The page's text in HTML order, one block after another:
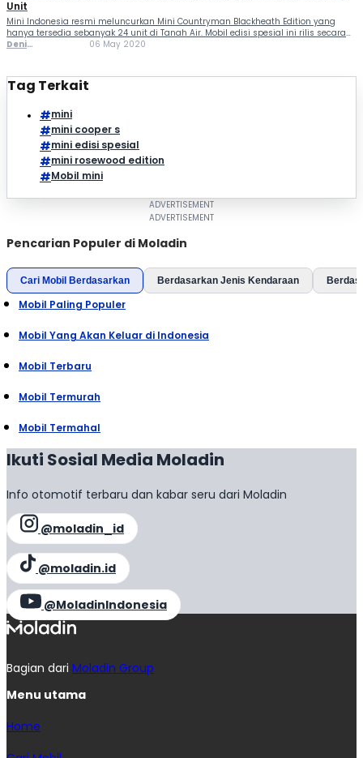
Unit
Mini Indonesia resmi meluncurkan Mini Countryman Blackheath Edition yang
hanya tersedia sebanyak 24 unit di Tanah Air. Mobil edisi spesial ini rilis secara
virtual, Rabu (6/5/2020). Secara tampilan, sangat istimewa. Hadir dengan
Deni
06 May 2020
Tag Terkait
mini
mini cooper s
mini edisi spesial
mini rosewood edition
Mobil mini
Pencarian Populer di Moladin
Cari Mobil Berdasarkan Berdasarkan Jenis Kendaraan
Mobil Paling Populer
Mobil Yang Akan Keluar di Indonesia
Mobil Terbaru
Mobil Termurah
Mobil Termahal
Ikuti Sosial Media Moladin
Info otomotif terbaru dan kabar seru dari Moladin
@moladin_id
@moladin.id
@MoladinIndonesia
Bagian dari Moladin Group
Menu utama
Home